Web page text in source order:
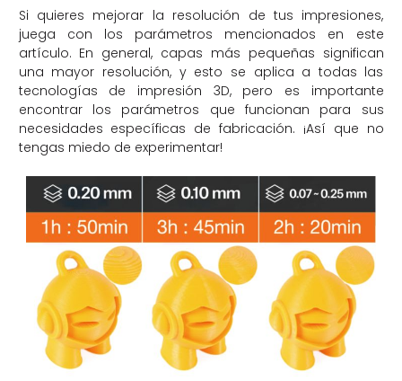
Si quieres mejorar la resolución de tus impresiones,
juega con los parámetros mencionados en este
artículo. En general, capas más pequeñas significan
una mayor resolución, y esto se aplica a todas las
tecnologías de impresión 3D, pero es importante
encontrar los parámetros que funcionan para sus
necesidades específicas de fabricación. ¡Así que no
tengas miedo de experimentar!